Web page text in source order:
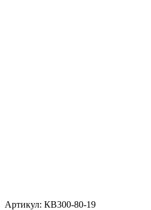
Артикул: КВ300-80-19